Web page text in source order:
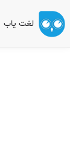
لغت یاب